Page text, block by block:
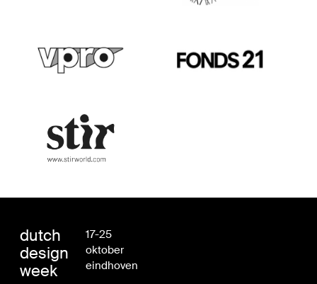
dutch
design
week
17-25
oktober
eindhoven